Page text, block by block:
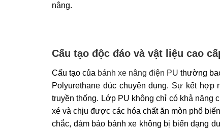
nâng.
Cấu tạo độc đáo và vật liệu cao
Cấu tạo của bánh xe nâng điện PU thường
Polyurethane đúc chuyên dụng. Sự kết
truyền thống. Lớp PU không chỉ có khả năng
xé và chịu được các hóa chất ăn mòn phổ
chắc, đảm bảo bánh xe không bị biến dạng